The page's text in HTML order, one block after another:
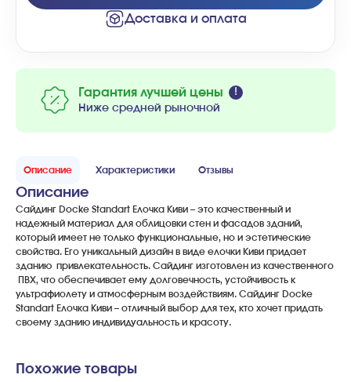
Гарантия лучшей цены
Ниже средней рыночной
Доставка и оплата
Описание Характеристики Отзывы
Описание
Сайдинг Docke Standart Елочка Киви – это качественный и
надежный материал для облицовки стен и фасадов зданий,
который имеет не только функциональные, но и эстетические
свойства. Его уникальный дизайн в виде елочки Киви придает
зданию привлекательность. Сайдинг изготовлен из качественного
ПВХ, что обеспечивает ему долговечность, устойчивость к
ультрафиолету и атмосферным воздействиям. Сайдинг Docke
Standart Елочка Киви – отличный выбор для тех, кто хочет придать
своему зданию индивидуальность и красоту.
Похожие товары